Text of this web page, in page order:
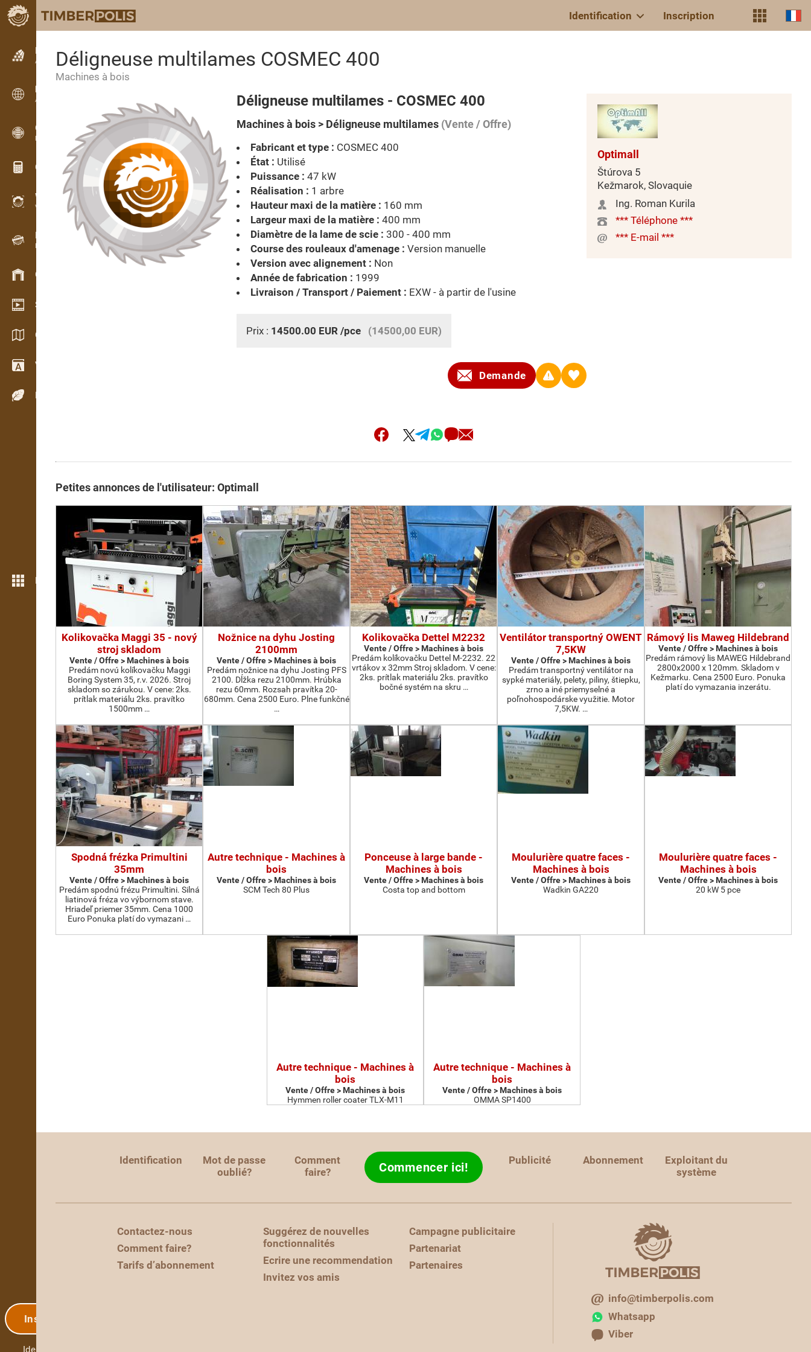
Identification Inscription
Petites annonces
Annonces texte
Petites annonces
Annonces internationales
OPTI-TIMB
Plans de débit
Calculateurs pour le bois
WoodProfi
Volume de bois avec IA
Enregistreur
Inventaire du bois sur le terrain
Gestion du stock
Schowroom vidéo
Catalogues / Brochures
Vocabulaire
Espèces de bois
Plus de fonctions
Inscription
Identification
Déligneuse multilames COSMEC 400
Machines à bois
Déligneuse multilames - COSMEC 400
Machines à bois > Déligneuse multilames (Vente / Offre)
Fabricant et type : COSMEC 400
État : Utilisé
Puissance : 47 kW
Réalisation : 1 arbre
Hauteur maxi de la matière : 160 mm
Largeur maxi de la matière : 400 mm
Diamètre de la lame de scie : 300 - 400 mm
Course des rouleaux d'amenage : Version manuelle
Version avec alignement : Non
Année de fabrication : 1999
Livraison / Transport / Paiement : EXW - à partir de l'usine
Prix : 14500.00 EUR /pce (14500,00 EUR)
Demande
Optimall
Štúrova 5
Kežmarok, Slovaquie
Ing. Roman Kurila
*** Téléphone ***
*** E-mail ***
Petites annonces de l'utilisateur: Optimall
Kolikovačka Maggi 35 - nový
stroj skladom
Vente / Offre > Machines à bois
Predám novú kolíkovačku Maggi
Boring System 35, r.v. 2026. Stroj
skladom so zárukou. V cene: 2ks.
prítlak materiálu 2ks. pravítko
1500mm …
Nožnice na dyhu Josting
2100mm
Vente / Offre > Machines à bois
Predám nožnice na dyhu Josting PFS
2100. Dĺžka rezu 2100mm. Hrúbka
rezu 60mm. Rozsah pravítka 20-
680mm. Cena 2500 Euro. Plne funkčné
…
Kolikovačka Dettel M2232
Vente / Offre > Machines à bois
Predám kolíkovačku Dettel M-2232. 22
vrtákov x 32mm Stroj skladom. V cene:
2ks. prítlak materiálu 2ks. pravítko
bočné systém na skru …
Ventilátor transportný OWENT
7,5KW
Vente / Offre > Machines à bois
Predám transportný ventilátor na
sypké materiály, pelety, piliny, štiepku,
zrno a iné priemyselné a
poľnohospodárske využitie. Motor
7,5KW. …
Rámový lis Maweg Hildebrand
Vente / Offre > Machines à bois
Predám rámový lis MAWEG Hildebrand
2800x2000 x 120mm. Skladom v
Kežmarku. Cena 2500 Euro. Ponuka
platí do vymazania inzerátu.
Spodná frézka Primultini
35mm
Vente / Offre > Machines à bois
Predám spodnú frézu Primultini. Silná
liatinová fréza vo výbornom stave.
Hriadeľ priemer 35mm. Cena 1000
Euro Ponuka platí do vymazani …
Autre technique - Machines à
bois
Vente / Offre > Machines à bois
SCM Tech 80 Plus
Ponceuse à large bande -
Machines à bois
Vente / Offre > Machines à bois
Costa top and bottom
Moulurière quatre faces -
Machines à bois
Vente / Offre > Machines à bois
Wadkin GA220
Moulurière quatre faces -
Machines à bois
Vente / Offre > Machines à bois
20 kW 5 pce
Autre technique - Machines à
bois
Vente / Offre > Machines à bois
Hymmen roller coater TLX-M11
Autre technique - Machines à
bois
Vente / Offre > Machines à bois
OMMA SP1400
Identification
Mot de passe
oublié?
Comment
faire?
Commencer ici! Publicité Abonnement
Exploitant du
système
Contactez-nous
Comment faire?
Tarifs d’abonnement
Suggérez de nouvelles
fonctionnalités
Ecrire une recommendation
Invitez vos amis
Campagne publicitaire
Partenariat
Partenaires
info@timberpolis.com
Whatsapp
Viber